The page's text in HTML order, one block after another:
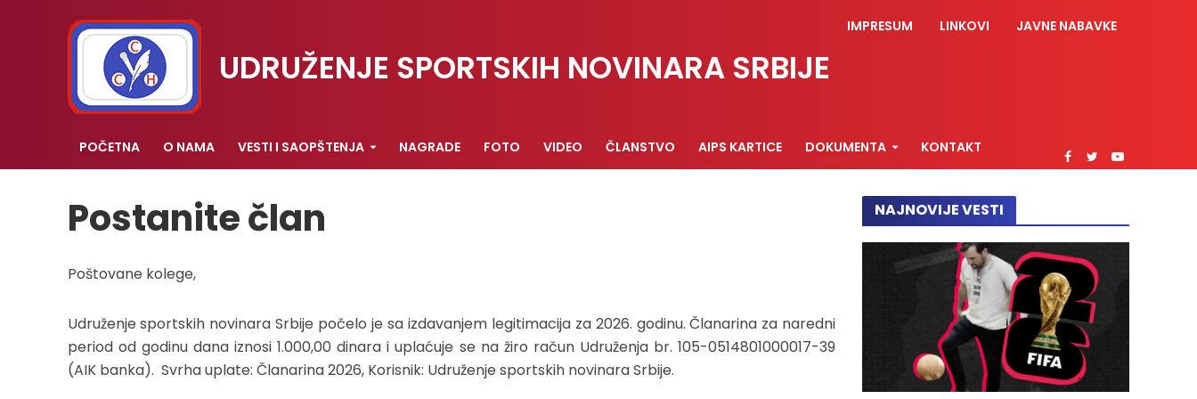
UDRUŽENJE SPORTSKIH NOVINARA SRBIJE
IMPRESUM LINKOVI JAVNE NABAVKE
POČETNA O NAMA VESTI I SAOPŠTENJA NAGRADE FOTO VIDEO ČLANSTVO AIPS KARTICE DOKUMENTA KONTAKT
Postanite član
Poštovane kolege,
Udruženje sportskih novinara Srbije počelo je sa izdavanjem legitimacija za 2026. godinu. Članarina za naredni
period od godinu dana iznosi 1.000,00 dinara i uplaćuje se na žiro račun Udruženja br. 105-0514801000017-39
(AIK banka). Svrha uplate: Članarina 2026, Korisnik: Udruženje sportskih novinara Srbije.
NAJNOVIJE VESTI